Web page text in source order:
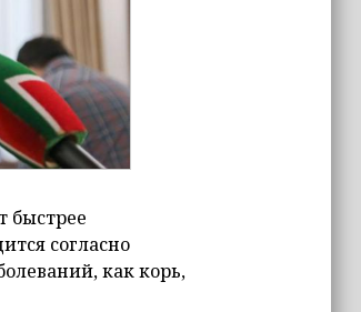
быстрее
согласно
как корь,